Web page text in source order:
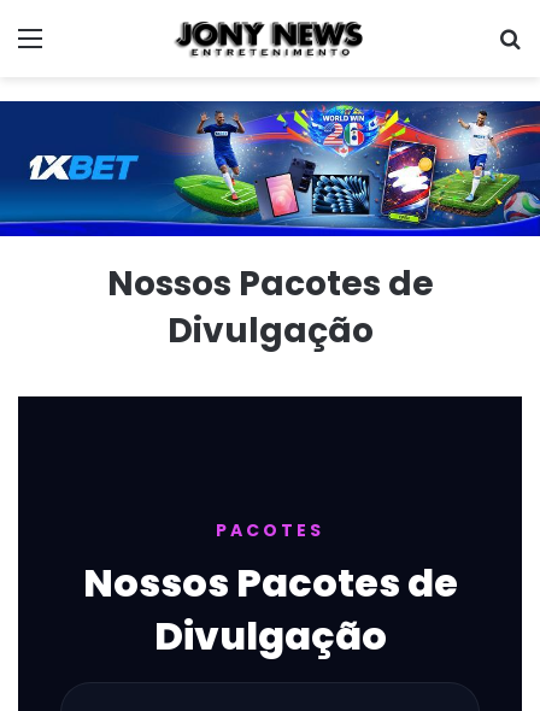
Menu
Nossos Pacotes de
Divulgação
PACOTES
Nossos Pacotes de
Divulgação